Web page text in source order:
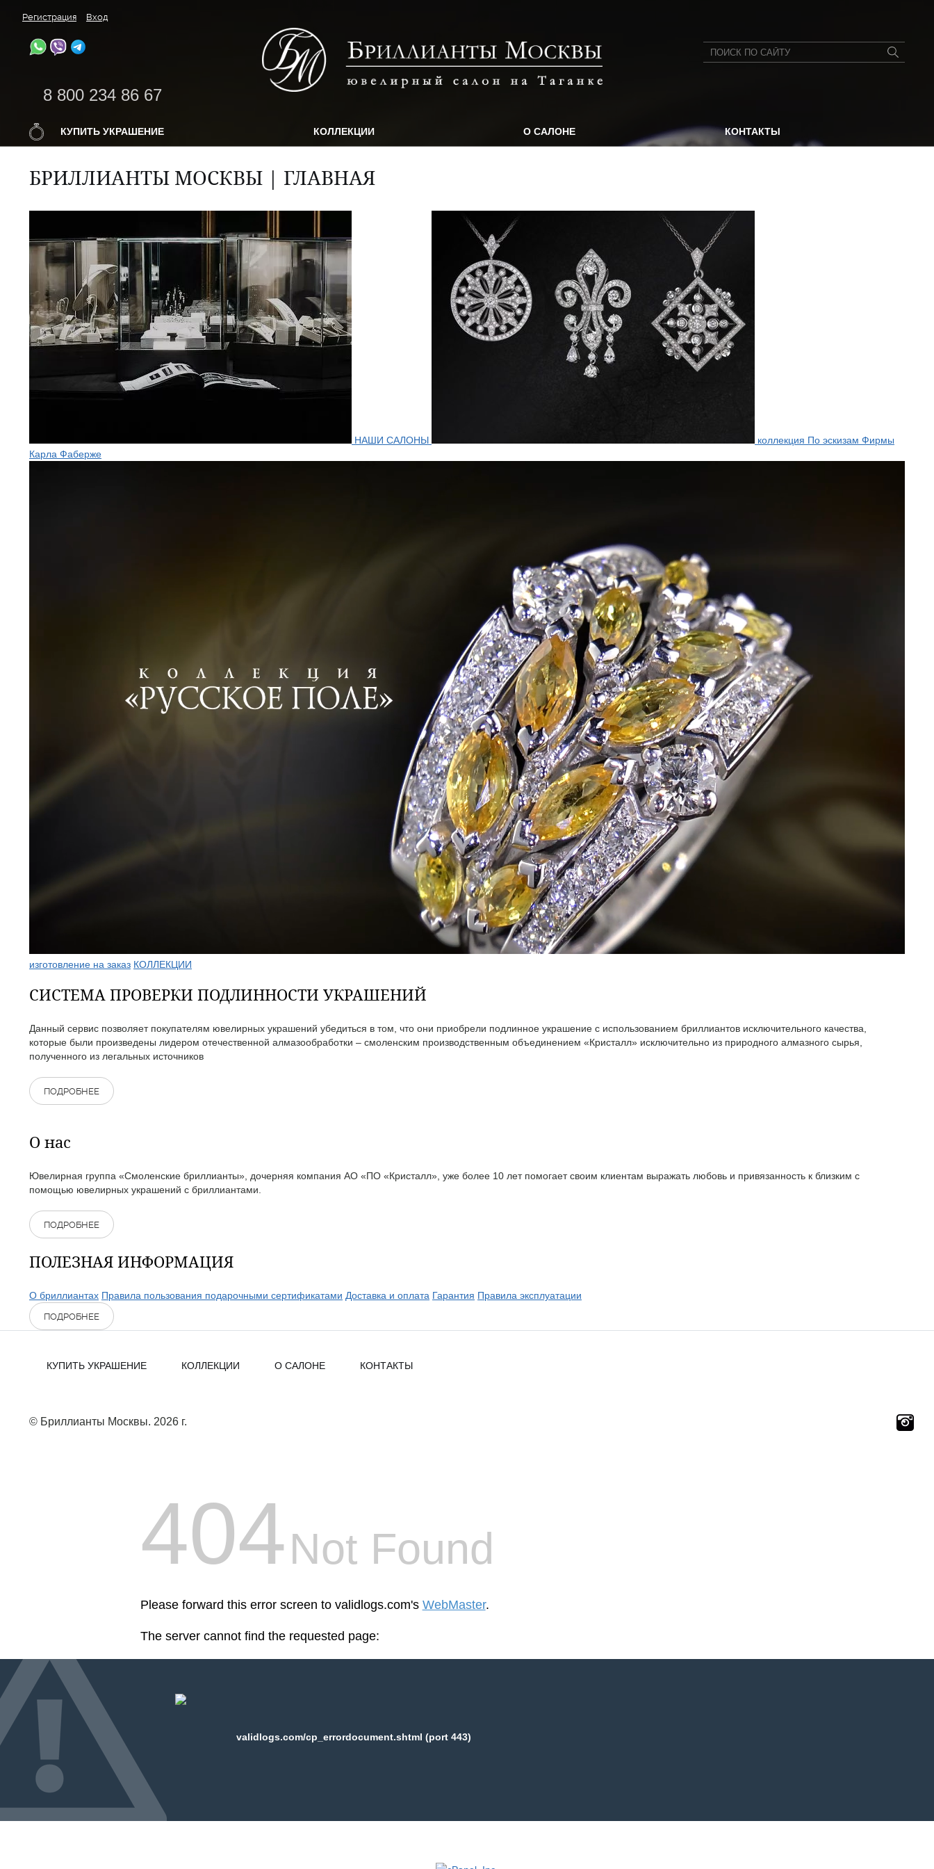
Регистрация Вход
8 800 234 86 67
КУПИТЬ УКРАШЕНИЕ КОЛЛЕКЦИИ О САЛОНЕ КОНТАКТЫ
БРИЛЛИАНТЫ МОСКВЫ | ГЛАВНАЯ
НАШИ САЛОНЫ
коллекция По эскизам Фирмы
Карла Фаберже
изготовление на заказ КОЛЛЕКЦИИ
СИСТЕМА ПРОВЕРКИ ПОДЛИННОСТИ УКРАШЕНИЙ
Данный сервис позволяет покупателям ювелирных украшений убедиться в том, что они приобрели подлинное украшение с использованием бриллиантов исключительного качества,
которые были произведены лидером отечественной алмазообработки – смоленским производственным объединением «Кристалл» исключительно из природного алмазного сырья,
полученного из легальных источников
ПОДРОБНЕЕ
О нас
Ювелирная группа «Смоленские бриллианты», дочерняя компания АО «ПО «Кристалл», уже более 10 лет помогает своим клиентам выражать любовь и привязанность к близким с
помощью ювелирных украшений с бриллиантами.
ПОДРОБНЕЕ
ПОЛЕЗНАЯ ИНФОРМАЦИЯ
О бриллиантах Правила пользования подарочными сертификатами Доставка и оплата Гарантия Правила эксплуатации
ПОДРОБНЕЕ
КУПИТЬ УКРАШЕНИЕ КОЛЛЕКЦИИ О САЛОНЕ КОНТАКТЫ
© Бриллианты Москвы. 2026 г.
404Not Found
Please forward this error screen to validlogs.com's WebMaster.
The server cannot find the requested page:
validlogs.com/cp_errordocument.shtml (port 443)